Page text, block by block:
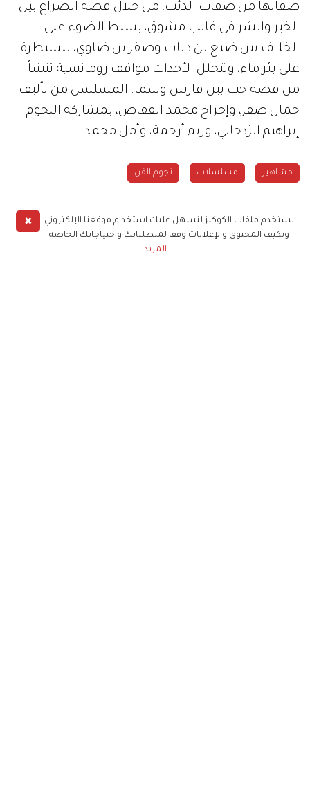
صفاتها من صفات الذئب، من خلال قصة الصراع بين
الخير والشر في قالب مشوق، يسلط الضوء على
الخلاف بين ضبع بن ذياب وصقر بن ضاوي، للسيطرة
على بئر ماء، وتتخلل الأحداث مواقف رومانسية تنشأ
من قصة حب بين فارس وسما. المسلسل من تأليف
جمال صقر، وإخراج محمد القفاص، بمشاركة النجوم
إبراهيم الزدجالي، وريم أرحمة، وأمل محمد.
مشاهير مسلسلات نجوم الفن
✖
نستخدم ملفات الكوكيز لنسهل عليك استخدام موقعنا الإلكتروني
ونكيف المحتوى والإعلانات وفقا لمتطلباتك واحتياجاتك الخاصة
المزيد